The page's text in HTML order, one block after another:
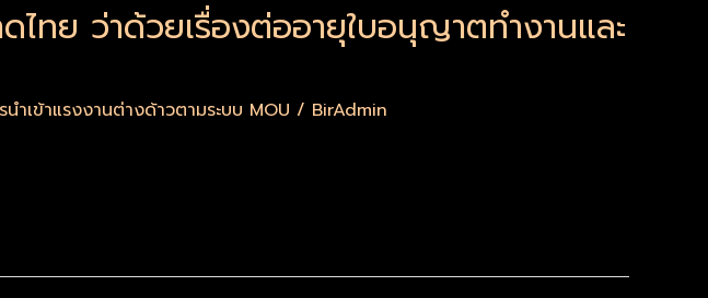
ไทย ว่าด้วยเรื่องต่ออายุใบอนุญาตทำงานและ
นำเข้าแรงงานต่างด้าวตามระบบ MOU / BirAdmin